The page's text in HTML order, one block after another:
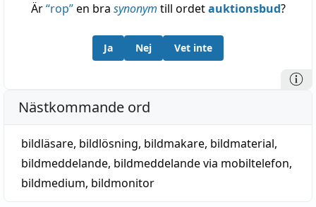
Är“rop”en bra synonym till ordetauktionsbud?
Ja Nej Vet inte
Nästkommande ord
bildläsare, bildlösning, bildmakare, bildmaterial,
bildmeddelande, bildmeddelande via mobiltelefon,
bildmedium, bildmonitor